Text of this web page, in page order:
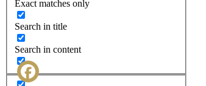
Exact matches only
Search in title
Search in content